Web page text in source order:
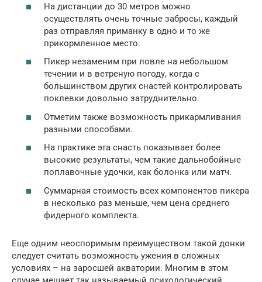
На дистанции до 30 метров можно
осуществлять очень точные забросы, каждый
раз отправляя приманку в одно и то же
прикормленное место.
Пикер незаменим при ловле на небольшом
течении и в ветреную погоду, когда с
большинством других снастей контролировать
поклевки довольно затруднительно.
Отметим также возможность прикармливания
разными способами.
На практике эта снасть показывает более
высокие результаты, чем такие дальнобойные
поплавочные удочки, как болонка или матч.
Суммарная стоимость всех компонентов пикера
в несколько раз меньше, чем цена среднего
фидерного комплекта.
Еще одним неоспоримым преимуществом такой донки
следует считать возможность ужения в сложных
условиях – на заросшей акватории. Многим в этом